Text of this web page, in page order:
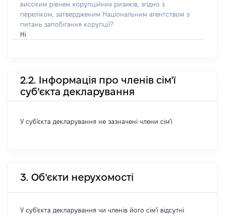
високим рівнем корупційних ризиків, згідно з
переліком, затвердженим Національним агентством з
питань запобігання корупції?
Ні
2.2. Інформація про членів сім'ї
суб'єкта декларування
У суб'єкта декларування не зазначені члени сім'ї
3. Об'єкти нерухомості
У суб'єкта декларування чи членів його сім'ї відсутні